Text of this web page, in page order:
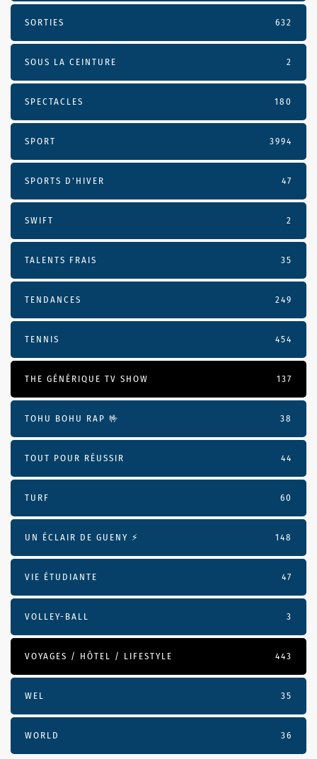
SORTIES 632
SOUS LA CEINTURE 2
SPECTACLES 180
SPORT 3994
SPORTS D'HIVER 47
SWIFT 2
TALENTS FRAIS 35
TENDANCES 249
TENNIS 454
THE GÉNÉRIQUE TV SHOW 137
TOHU BOHU RAP 🤟 38
TOUT POUR RÉUSSIR 44
TURF 60
UN ÉCLAIR DE GUENY ⚡️ 148
VIE ÉTUDIANTE 47
VOLLEY-BALL 3
VOYAGES / HÔTEL / LIFESTYLE 443
WEL 35
WORLD 36